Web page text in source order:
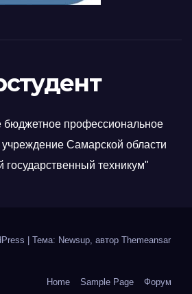
бюджетное профессиональное
Самарской области
государственный техникум"
| Тема: Newsup, автор Themeansar
Home Sample Page Форум